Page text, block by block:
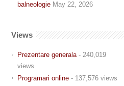
balneologie May 22, 2026
Views
Prezentare generala- 240,019
views
Programari online - 137,576 views